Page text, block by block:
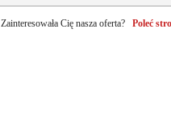
Zainteresowała Cię nasza oferta? Poleć